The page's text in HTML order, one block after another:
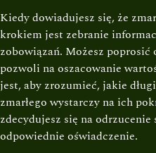
Kiedy dowiadujesz się, że
krokiem jest zebranie
zobowiązań. Możesz
pozwoli na oszacowanie
jest, aby zrozumieć, jakie
zmarłego wystarczy na ich
zdecydujesz się na
odpowiednie oświadczenie.